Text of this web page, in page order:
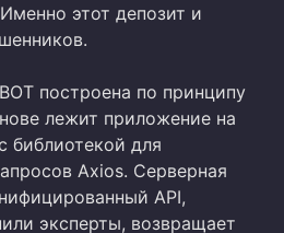
этот депозит и
построена по принципу
лежит приложение на
библиотекой для
Axios. Серверная
API,
эксперты, возвращает